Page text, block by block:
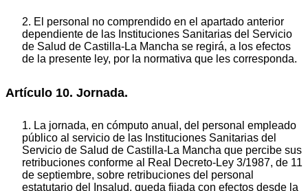
2. El personal no comprendido en el apartado anterior
dependiente de las Instituciones Sanitarias del Servicio
de Salud de Castilla-La Mancha se regirá, a los efectos
de la presente ley, por la normativa que les corresponda.
Artículo 10. Jornada.
1. La jornada, en cómputo anual, del personal empleado
público al servicio de las Instituciones Sanitarias del
Servicio de Salud de Castilla-La Mancha que percibe sus
retribuciones conforme al Real Decreto-Ley 3/1987, de 11
de septiembre, sobre retribuciones del personal
estatutario del Insalud, queda fijada con efectos desde la